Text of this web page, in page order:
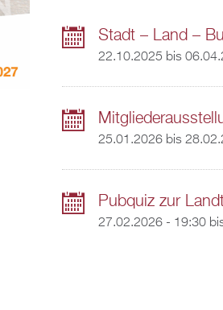
Stadt – Land –
22.10.2025 bis
25.01.2026bis
Pubquiz zur
27.02.2026 - 19:30